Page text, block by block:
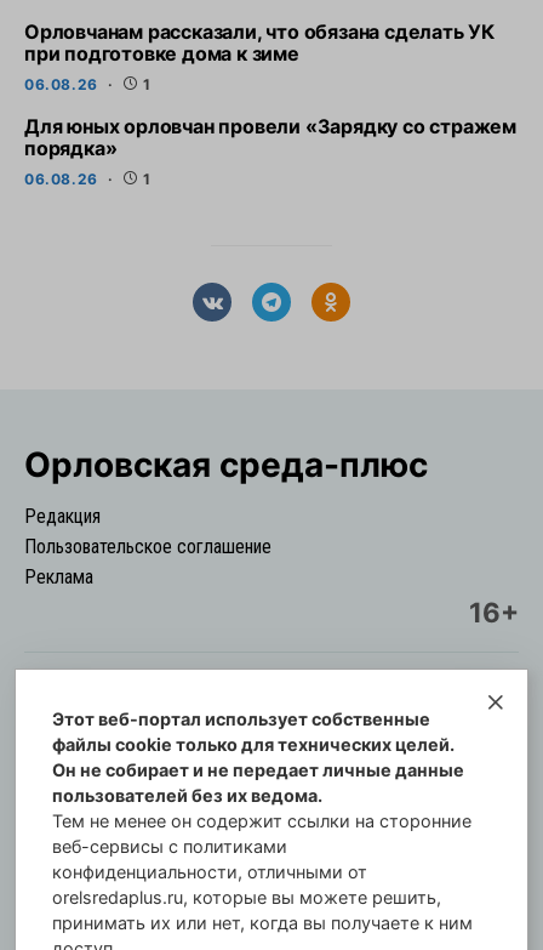
Орловчанам рассказали, что обязана сделать УК
при подготовке дома к зиме
06.08.26 1
Для юных орловчан провели «Зарядку со стражем
порядка»
06.08.26 1
Орловская cреда-плюс
Редакция
Пользовательское соглашение
Реклама
16+
© Информационный городской портал
Орловская cреда-плюс, 2021-2026
Свидетельство о регистрации СМИ: ПИ №57-
00254 от 29 октября 2013 г.
Газета зарегистрирована Управлением
Федеральной службы по надзору в сфере связи,
информационных технологий и массовых
коммуникаций по Орловской области.
Этот веб-портал использует собственные
файлы cookie только для технических целей.
Он не собирает и не передает личные данные
пользователей без их ведома.
Тем не менее он содержит ссылки на сторонние
веб-сервисы с политиками
конфиденциальности, отличными от
orelsredaplus.ru, которые вы можете решить,
принимать их или нет, когда вы получаете к ним